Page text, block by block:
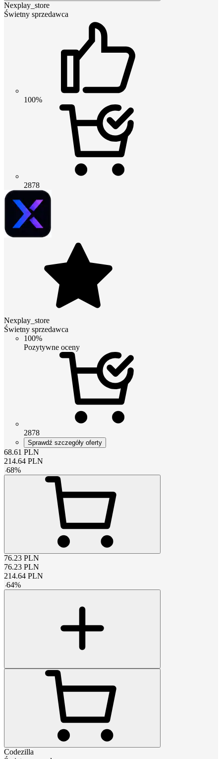
Nexplay_store
Świetny sprzedawca
100%
2878
Nexplay_store
Świetny sprzedawca
100%
Pozytywne oceny
2878
Sprawdź szczegóły oferty
68.61 PLN
214.64 PLN
-68%
76.23 PLN
76.23 PLN
214.64 PLN
-64%
Codezilla